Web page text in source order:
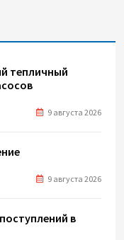
тепличный
9 августа 2026
9 августа 2026
в